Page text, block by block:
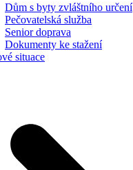
Dům s byty zvláštního určení
Pečovatelská služba
Senior doprava
Dokumenty ke stažení
situace